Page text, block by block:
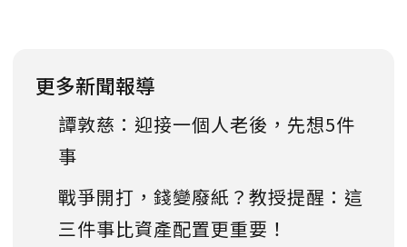
更多新聞報導
譚敦慈：迎接一個人老後，先想5件
事
戰爭開打，錢變廢紙？教授提醒：這
三件事比資產配置更重要！